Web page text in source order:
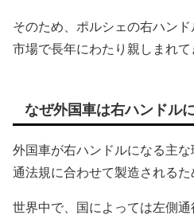
そのため、ポルシェの右ハン
市場で長年にわたり親しまれて
なぜ外国車は右ハンドル
外国車が右ハンドルになる主
通法規に合わせて製造されるた
世界中で、国によっては左側